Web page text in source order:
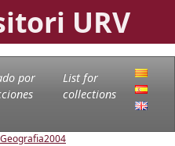
URV
por
List for
collections
2004